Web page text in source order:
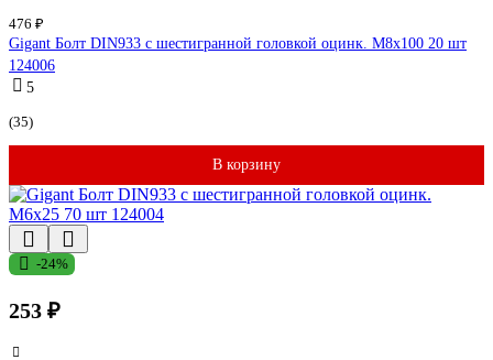
476 ₽
Gigant Болт DIN933 с шестигранной головкой оцинк. М8x100 20 шт
124006
5
(35)
В корзину
-24%
253 ₽